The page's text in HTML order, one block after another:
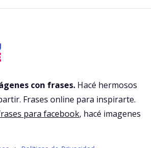
con frases. Hacé hermosos
Frases online para inspirarte.
para facebook, hacé imagenes